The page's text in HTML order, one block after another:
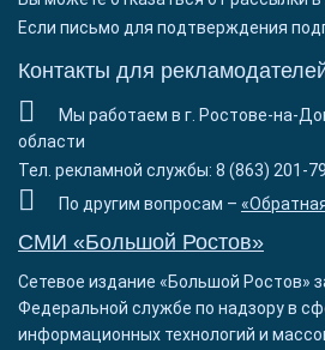
Если письмо для подтверждения
Контакты для
Мы работаем в г. Ростове-на-
области
Тел. рекламной службы: 8 (863) 201-
По другим вопросам –
СМИ «Большой Ростов»
Сетевое издание «Большой Ростов»
Федеральной службе по надзору в
информационных технологий и